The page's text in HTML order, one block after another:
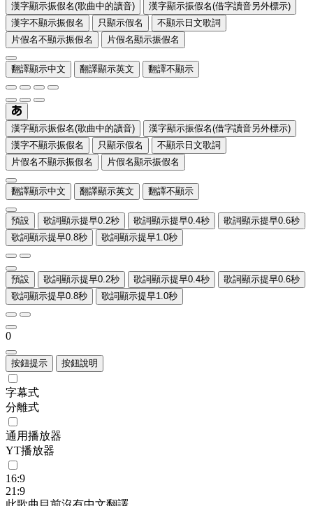
漢字顯示振假名(歌曲中的讀音)
漢字顯示振假名(借字讀音另外標示)
漢字不顯示振假名
只顯示假名
不顯示日文歌詞
片假名不顯示振假名
片假名顯示振假名
翻譯顯示中文 翻譯顯示英文 翻譯不顯示
漢字顯示振假名(歌曲中的讀音)
漢字顯示振假名(借字讀音另外標示)
漢字不顯示振假名
只顯示假名
不顯示日文歌詞
片假名不顯示振假名
片假名顯示振假名
翻譯顯示中文 翻譯顯示英文 翻譯不顯示
預設 歌詞顯示提早0.2秒 歌詞顯示提早0.4秒
歌詞顯示提早0.6秒
歌詞顯示提早0.8秒
歌詞顯示提早1.0秒
預設 歌詞顯示提早0.2秒 歌詞顯示提早0.4秒
歌詞顯示提早0.6秒
歌詞顯示提早0.8秒
歌詞顯示提早1.0秒
0
按鈕提示 按鈕說明
字幕式
分離式
通用播放器
YT播放器
16:9
21:9